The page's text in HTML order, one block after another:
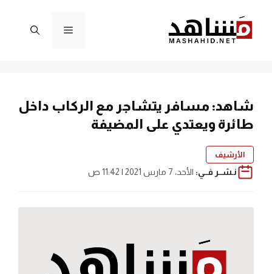
المحتوى
القائمة
شاهد: مسافر يتشاجر مع الركاب داخل
طائرة ويعتدي على المضيفة
الأرشيف
نـشــر فــي: الأحد، 7 مارس 2021 | 11:42 ص